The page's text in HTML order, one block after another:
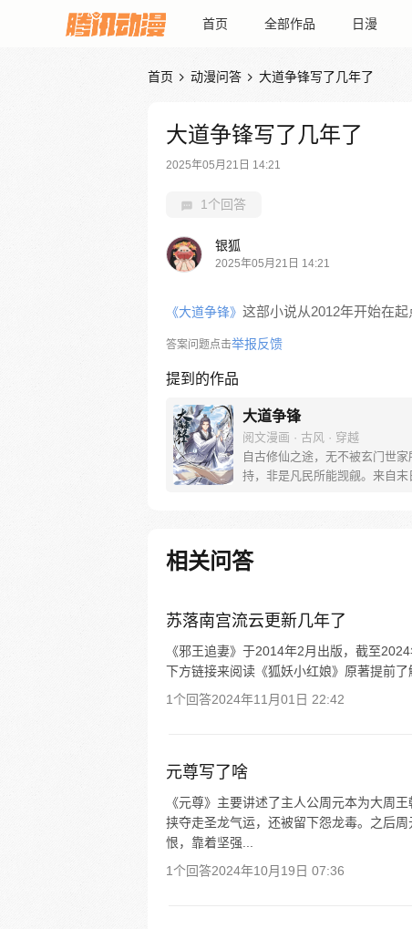
首页 全部作品 日漫
首页  动漫问答  大道争锋写了几年了
大道争锋写了几年了
2025年05月21日 14:21
1个回答
银狐
2025年05月21日 14:21
《大道争锋》 这部小说从2012年开始在
答案问题点击举报反馈
提到的作品
大道争锋
阅文漫画 · 古风 · 穿越
自古修仙之途，无不被玄门世家
持，非是凡民所能觊觎。来自末
相关问答
苏落南宫流云更新几年了
《邪王追妻》于2014年2月出版，截至
下方链接来阅读《狐妖小红娘》原著提前了
1个回答2024年11月01日 22:42
元尊写了啥
《元尊》主要讲述了主人公周元本为大周
挟夺走圣龙气运，还被留下怨龙毒。之后
恨，靠着坚强...
1个回答2024年10月19日 07:36